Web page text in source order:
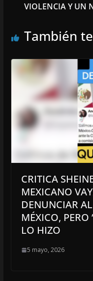
VIOLENCIA Y UN
También
CRITICA
MEXICANO
DENUNCIAR
MÉXICO,
LO HIZO
5 mayo, 2026